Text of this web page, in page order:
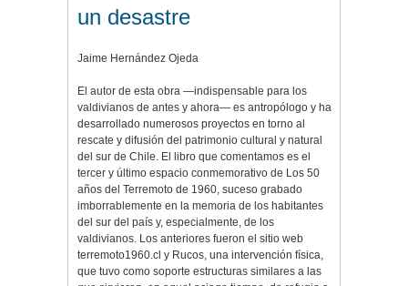
un desastre
Jaime Hernández Ojeda
El autor de esta obra —indispensable para los
valdivianos de antes y ahora— es antropólogo y ha
desarrollado numerosos proyectos en torno al
rescate y difusión del patrimonio cultural y natural
del sur de Chile. El libro que comentamos es el
tercer y último espacio conmemorativo de Los 50
años del Terremoto de 1960, suceso grabado
imborrablemente en la memoria de los habitantes
del sur del país y, especialmente, de los
valdivianos. Los anteriores fueron el sitio web
terremoto1960.cl y Rucos, una intervención física,
que tuvo como soporte estructuras similares a las